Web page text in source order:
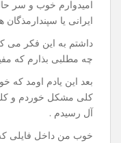
14 فوریه 2017
با سلام و احترام خدمت
قبل از هر چیزی روز
امیدوارم خوب و سر
ایرانی یا